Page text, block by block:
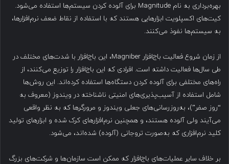
بهره‌برداری به نام Magnitude برای آلوده کردن سیستم‌ها استفاده می‌شود.
کیت‌های اکسپلویت ابزارهایی هستند که با استفاده از نقاط ضعف نرم‌افزارها،
به سیستم‌ها نفوذ می‌کنند.
از زمان شروع فعالیت باج‌افزار Magniber، این باج‌افزار با شدت‌های مختلف در
طی سال‌ها فعالیت داشته است. افرادی که این باج‌افزار را توزیع می‌کنند، از
راه‌های مختلفی برای آلوده کردن دستگاه‌ها استفاده کرده‌اند. این روش‌ها
شامل استفاده از آسیب‌پذیری‌های امنیتی ناشناخته در ویندوز (معروف به
“روز صفر”)، به‌روزرسانی‌های جعلی ویندوز و مرورگرها که به نظر واقعی
می‌آیند ولی آلوده هستند، و همچنین نرم‌افزارهای کرک شده و ابزارهای تولید
کلید نرم‌افزاری که به‌صورت تروجانی (آلوده) شده‌اند، می‌شود.
بر خلاف سایر عملیات‌های باج‌افزار که ممکن است سازمان‌ها و شرکت‌های بزرگ